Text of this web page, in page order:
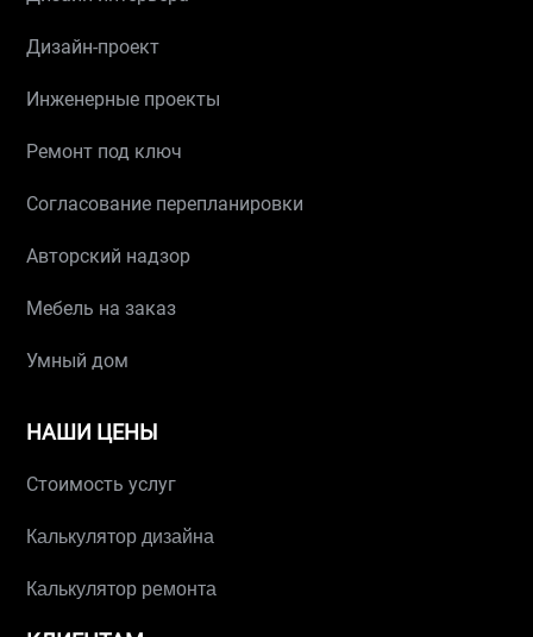
Дизайн-проект
Инженерные проекты
Ремонт под ключ
Согласование перепланировки
Авторский надзор
Мебель на заказ
Умный дом
НАШИ ЦЕНЫ
Стоимость услуг
Калькулятор дизайна
Калькулятор ремонта